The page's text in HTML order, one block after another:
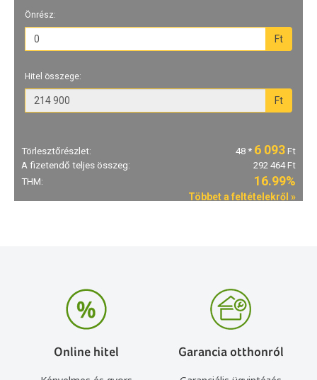
Online hitel Garancia otthonról